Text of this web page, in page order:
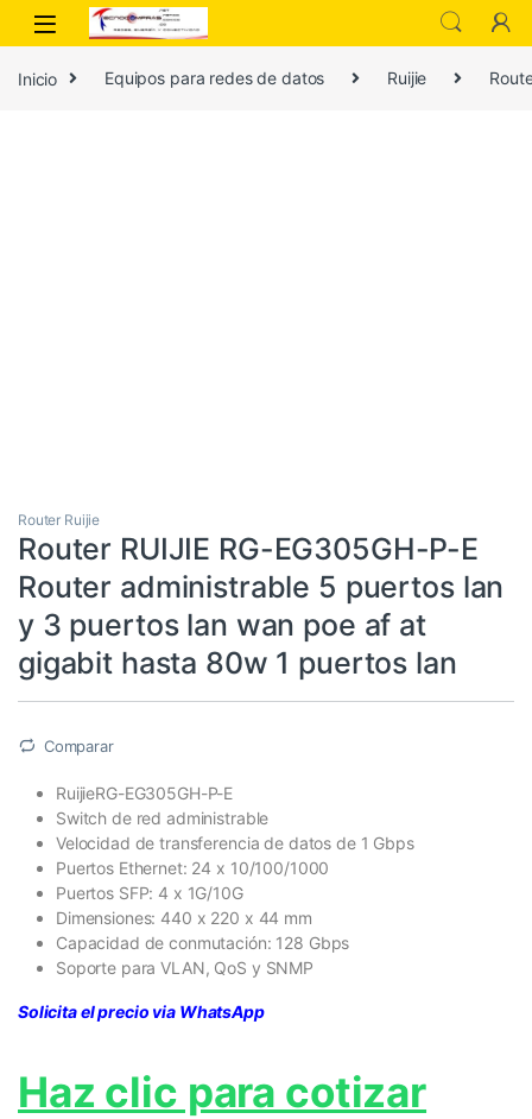
Inicio Equipos para redes de datos Ruijie
Router Ruijie
Router RUIJIE RG-EG305GH-P-E
Router administrable 5 puertos lan
y 3 puertos lan wan poe af at
gigabit hasta 80w 1 puertos lan
Comparar
RuijieRG-EG305GH-P-E
Switch de red administrable
Velocidad de transferencia de datos de 1 Gbps
Puertos Ethernet: 24 x 10/100/1000
Puertos SFP: 4 x 1G/10G
Dimensiones: 440 x 220 x 44 mm
Capacidad de conmutación: 128 Gbps
Soporte para VLAN, QoS y SNMP
Solicita el precio via WhatsApp
Haz clic para cotizar